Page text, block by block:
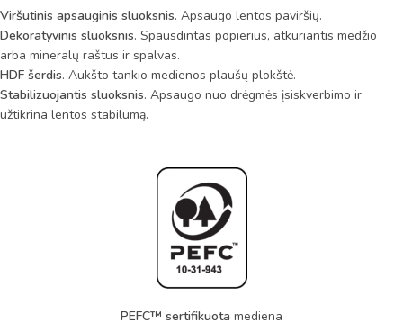
Viršutinis apsauginis sluoksnis. Apsaugo lentos paviršių.
Dekoratyvinis sluoksnis. Spausdintas popierius, atkuriantis medžio
arba mineralų raštus ir spalvas.
HDF šerdis. Aukšto tankio medienos plaušų plokštė.
Stabilizuojantis sluoksnis. Apsaugo nuo drėgmės įsiskverbimo ir
užtikrina lentos stabilumą.
PEFC™ sertifikuota mediena